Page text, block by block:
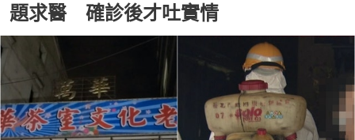
題求醫 確診後才吐實情